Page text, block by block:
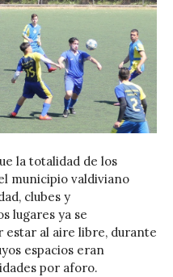
la totalidad de los
municipio valdiviano
clubes y
lugares ya se
al aire libre, durante
espacios eran
por aforo.